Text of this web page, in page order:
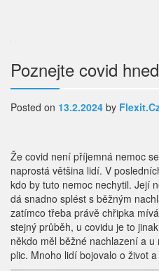
Poznejte covid hned
Posted on 13.2.2024 by
Že covid není příjemná nemoc
naprostá většina lidí. V
kdo by tuto nemoc nechytil. Její
dá snadno splést s běžným
zatímco třeba právě chřipka
stejný průběh, u covidu je to
někdo měl běžné nachlazení a
plic. Mnoho lidí bojovalo o život
Navigace
pro
příspěvek